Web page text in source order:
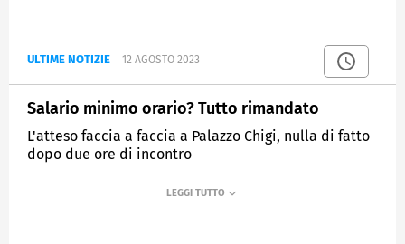
ULTIME NOTIZIE 12 AGOSTO 2023
Salario minimo orario? Tutto rimandato
L'atteso faccia a faccia a Palazzo Chigi, nulla di fatto
dopo due ore di incontro